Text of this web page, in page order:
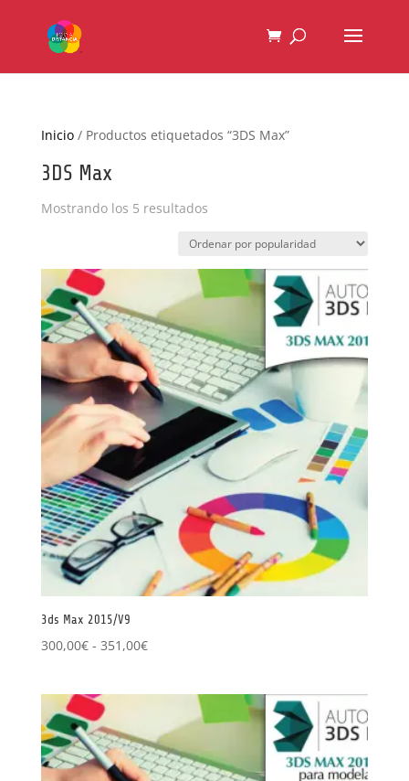
Inicio/ Productos etiquetados “3DS Max”
3DS Max
Mostrando los 5 resultadosOrdenado
popularidad
3ds Max 2015/V9
300,00€ - 351,00€Rango
300,00€
hasta
351,00€